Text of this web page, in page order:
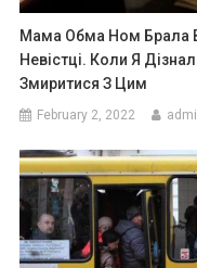
Мама Обма Ном Брала
Невістці. Коли Я
Змиритися З Цим
February 2, 2022